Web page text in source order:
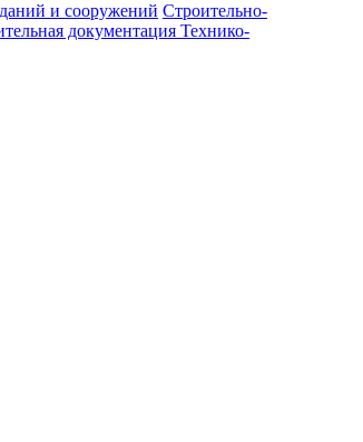
и сооружений Строительно-
документация Технико-